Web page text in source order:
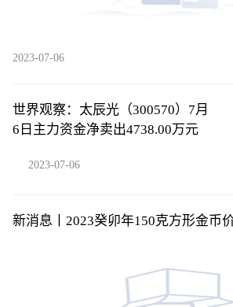
2023-07-06
世界观察：太辰光（300570）7月
6日主力资金净卖出4738.00万元
2023-07-06
新消息丨2023癸卯年150克方形金币